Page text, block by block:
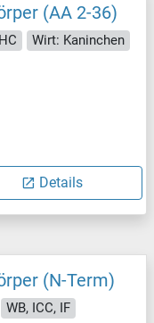
(AA 2-36)
Wirt: Kaninchen
Details
(N-Term)
WB, ICC, IF